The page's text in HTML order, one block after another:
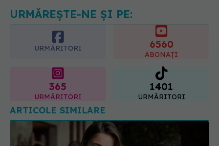
URMĂREȘTE-NE ȘI PE:
URMĂRITORI 6560
ABONAȚI
365
URMĂRITORI
1401
URMĂRITORI
ARTICOLE SIMILARE